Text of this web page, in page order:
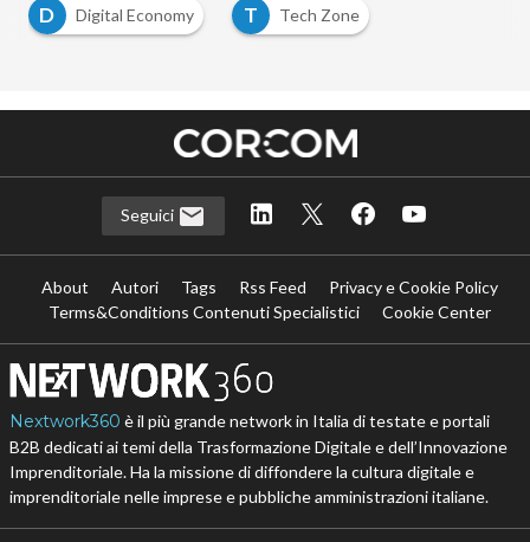
D
Digital Economy T Tech Zone
Seguici
About Autori Tags Rss Feed
Privacy e Cookie Policy
Terms&Conditions Contenuti Specialistici
Cookie Center
Nextwork360 è il più grande network in Italia di testate e portali
B2B dedicati ai temi della Trasformazione Digitale e dell’Innovazione
Imprenditoriale. Ha la missione di diffondere la cultura digitale e
imprenditoriale nelle imprese e pubbliche amministrazioni italiane.